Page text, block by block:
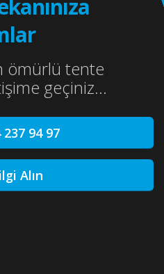
ömürlü tente
geçiniz...
237 94 97
Alın